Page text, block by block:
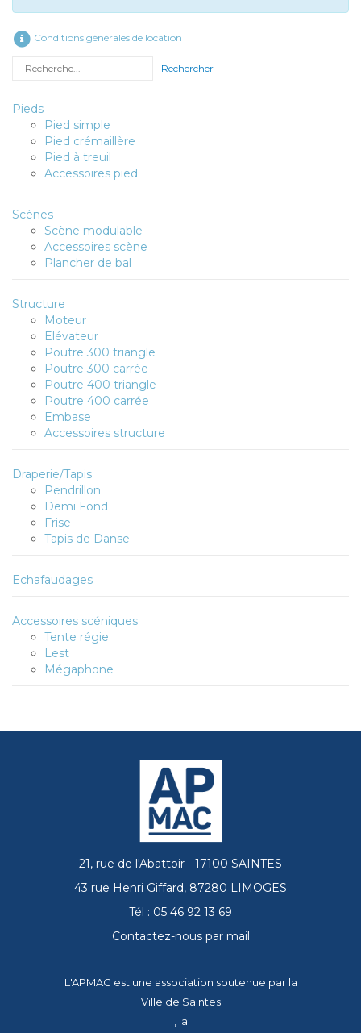
Conditions générales de location
Rechercher
Pieds
Pied simple
Pied crémaillère
Pied à treuil
Accessoires pied
Scènes
Scène modulable
Accessoires scène
Plancher de bal
Structure
Moteur
Elévateur
Poutre 300 triangle
Poutre 300 carrée
Poutre 400 triangle
Poutre 400 carrée
Embase
Accessoires structure
Draperie/Tapis
Pendrillon
Demi Fond
Frise
Tapis de Danse
Echafaudages
Accessoires scéniques
Tente régie
Lest
Mégaphone
21, rue de l'Abattoir - 17100 SAINTES
43 rue Henri Giffard, 87280 LIMOGES
Tél : 05 46 92 13 69
Contactez-nous par mail
L'APMAC est une association soutenue par la
Ville de Saintes
, la